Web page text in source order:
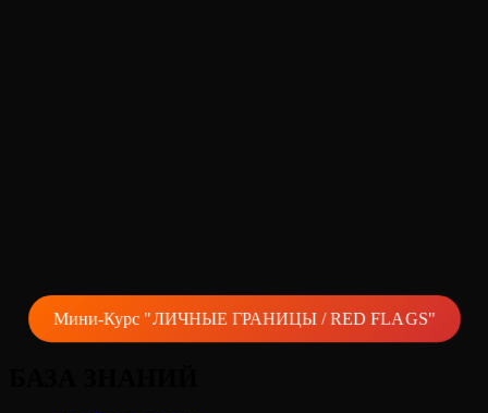
Мини-Курс "ЛИЧНЫЕ ГРАНИЦЫ / RED FLAGS"